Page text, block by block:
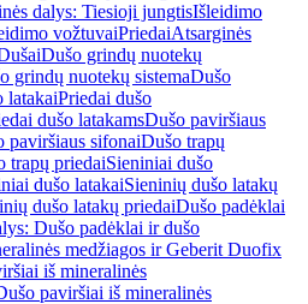
dalys: Tiesioji jungtisIšleidimo
vožtuvaiPriedaiAtsarginės
Dušo grindų nuotekų
grindų nuotekų sistemaDušo
latakaiPriedai dušo
dušo latakamsDušo paviršiaus
paviršiaus sifonaiDušo trapų
trapų priedaiSieniniai dušo
dušo latakaiSieninių dušo latakų
dušo latakų priedaiDušo padėklai
Dušo padėklai ir dušo
medžiagos ir Geberit Duofix
iš mineralinės
paviršiai iš mineralinės